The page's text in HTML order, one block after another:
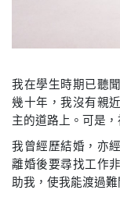
我在學生時期已聽
幾十年，我沒有親
主的道路上。可是
我曾經歷結婚，亦
離婚後要尋找工作
助我，使我能渡過